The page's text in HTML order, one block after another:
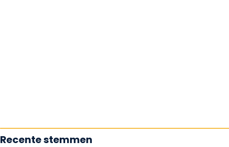
Recente stemmen